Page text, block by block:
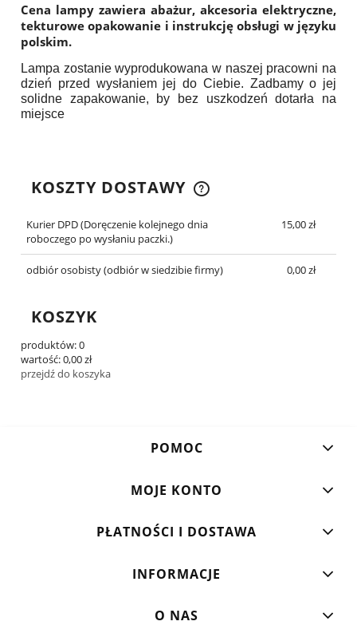
Cena lampy zawiera abażur, akcesoria elektryczne,
tekturowe opakowanie i instrukcję obsługi w języku
polskim.
Lampa zostanie wyprodukowana w naszej pracowni na
dzień przed wysłaniem jej do Ciebie. Zadbamy o jej
solidne zapakowanie, by bez uszkodzeń dotarła na
miejsce
KOSZTY DOSTAWY
CENA NIE ZAWIERA EWENTUALNYCH KOSZTÓW
Kurier DPD(Doręczenie kolejnego dnia
roboczego po wysłaniu paczki.)
15,00 zł
odbiór osobisty(odbiór w siedzibie firmy) 0,00 zł
KOSZYK
produktów:0
wartość:0,00 zł
przejdź do koszyka
POMOC
MOJE KONTO
PŁATNOŚCI I DOSTAWA
INFORMACJE
O NAS